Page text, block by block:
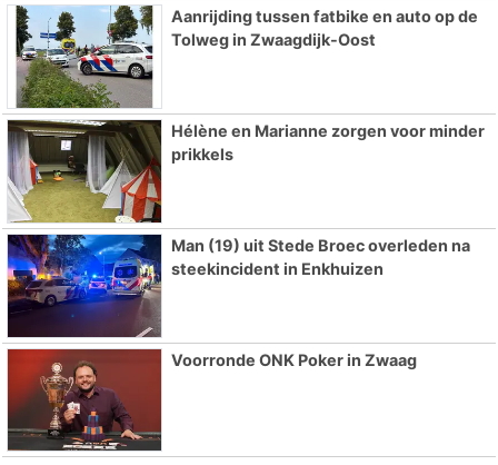
Aanrijding tussen fatbike en auto op de
Tolweg in Zwaagdijk-Oost
Hélène en Marianne zorgen voor minder
prikkels
Man (19) uit Stede Broec overleden na
steekincident in Enkhuizen
Voorronde ONK Poker in Zwaag